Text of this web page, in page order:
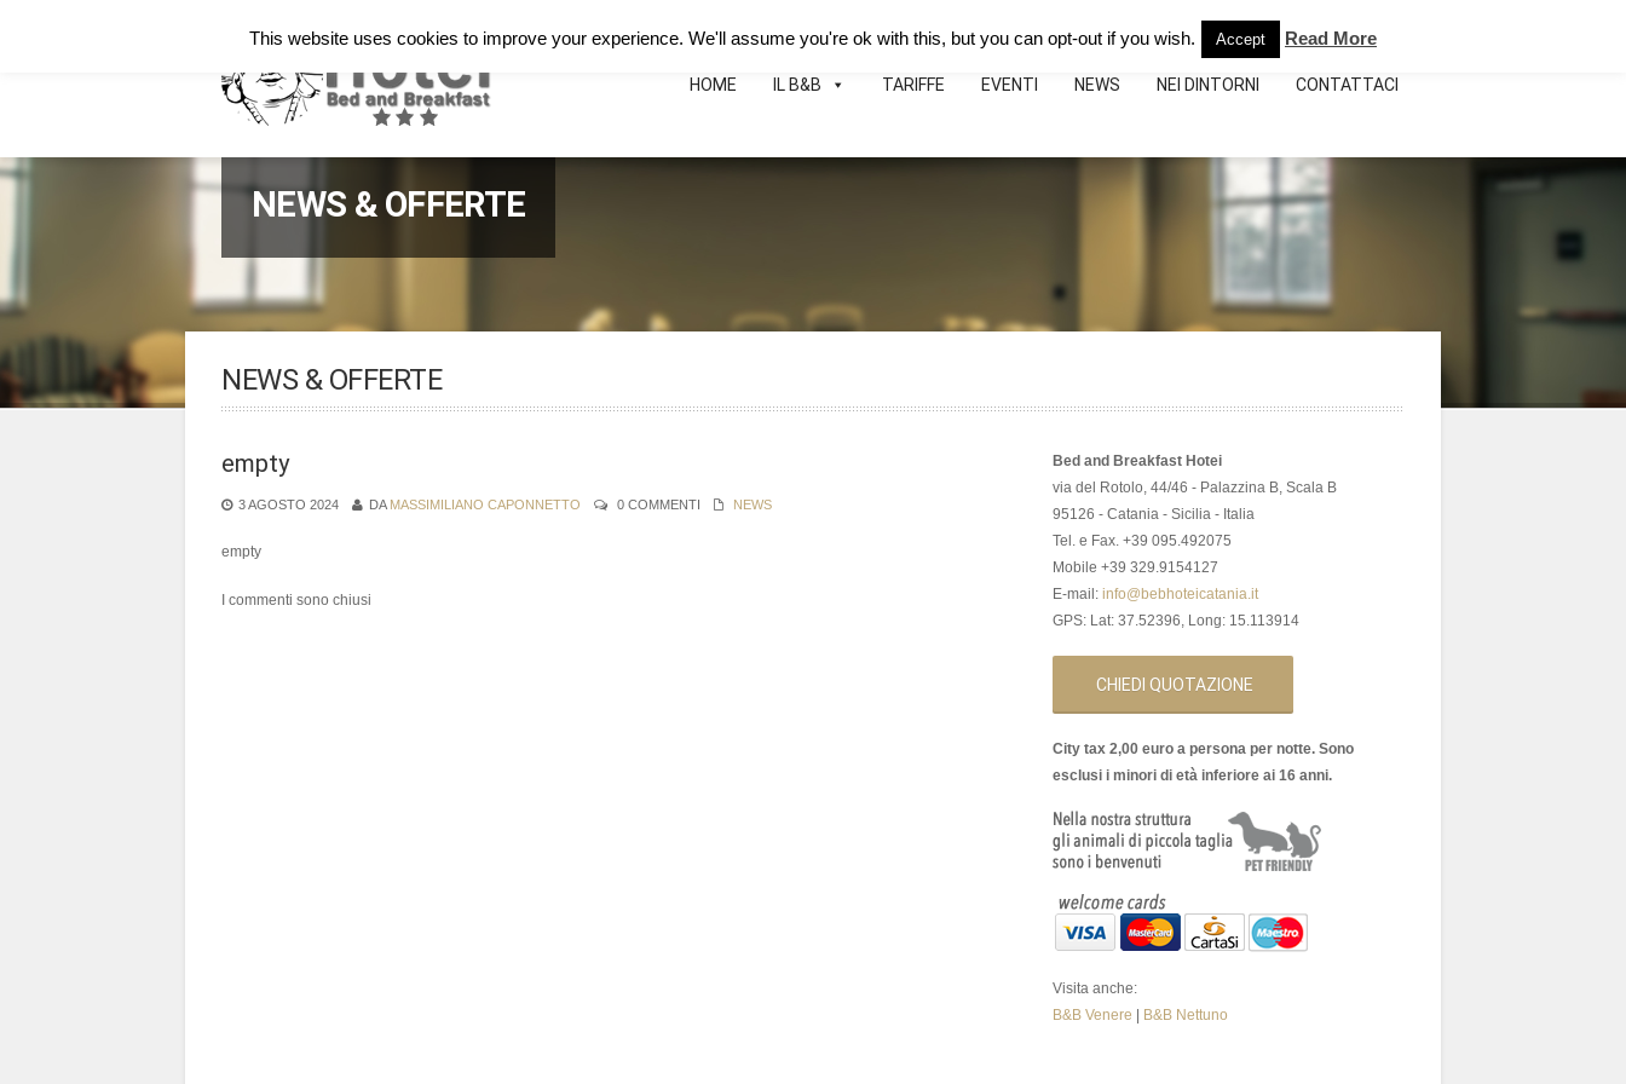
info@bebhoteicatania.it
HOME IL B&B TARIFFE EVENTI NEWS NEI DINTORNI CONTATTACI
NEWS & OFFERTE
NEWS & OFFERTE
empty
3 AGOSTO 2024 DA MASSIMILIANO CAPONNETTO 0 COMMENTI NEWS
empty
I commenti sono chiusi
Bed and Breakfast Hotei
via del Rotolo, 44/46 - Palazzina B, Scala B
95126 - Catania - Sicilia - Italia
Tel. e Fax. +39 095.492075
Mobile +39 329.9154127
E-mail: info@bebhoteicatania.it
GPS: Lat: 37.52396, Long: 15.113914
CHIEDI QUOTAZIONE
City tax 2,00 euro a persona per notte. Sono
esclusi i minori di età inferiore ai 16 anni.
Visita anche:
B&B Venere
B&B Nettuno
This website uses cookies to improve your experience. We'll assume you're ok with this, but you can opt-out if you wish. Accept Read More